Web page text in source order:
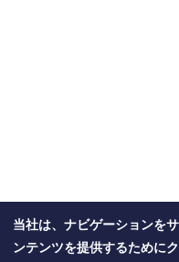
当社は、ナビゲーションを
ンテンツを提供するために